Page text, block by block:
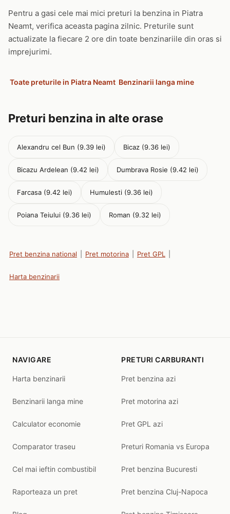
Pentru a gasi cele mai mici preturi la benzina in Piatra
Neamt, verifica aceasta pagina zilnic. Preturile sunt
actualizate la fiecare 2 ore din toate benzinariile din oras si
imprejurimi.
Toate preturile in Piatra Neamt Benzinarii langa mine
Preturi benzina in alte orase
Alexandru cel Bun (9.39 lei) Bicaz (9.36 lei)
Bicazu Ardelean (9.42 lei) Dumbrava Rosie (9.42 lei)
Farcasa (9.42 lei) Humulesti (9.36 lei)
Poiana Teiului (9.36 lei) Roman (9.32 lei)
Pret benzina national Pret motorina Pret GPL
Harta benzinarii
NAVIGARE
Harta benzinarii
Benzinarii langa mine
Calculator economie
Comparator traseu
Cel mai ieftin combustibil
Raporteaza un pret
PRETURI CARBURANTI
Pret benzina azi
Pret motorina azi
Pret GPL azi
Preturi Romania vs Europa
Pret benzina Bucuresti
Pret benzina Cluj-Napoca